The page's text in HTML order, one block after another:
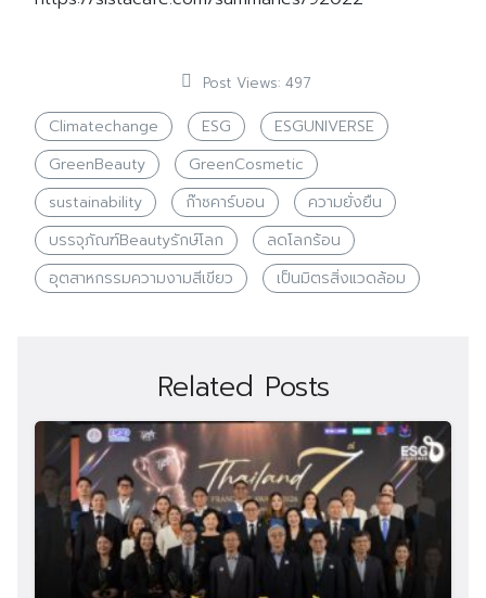
Post Views: 497
Climatechange ESG
ESGUNIVERSE
GreenBeauty
GreenCosmetic
sustainability
ก๊าซคาร์บอน
ความยั่งยืน
บรรจุภัณฑ์Beautyรักษ์โลก
ลดโลกร้อน
อุตสาหกรรมความงามสีเขียว
เป็นมิตรสิ่งแวดล้อม
Related Posts